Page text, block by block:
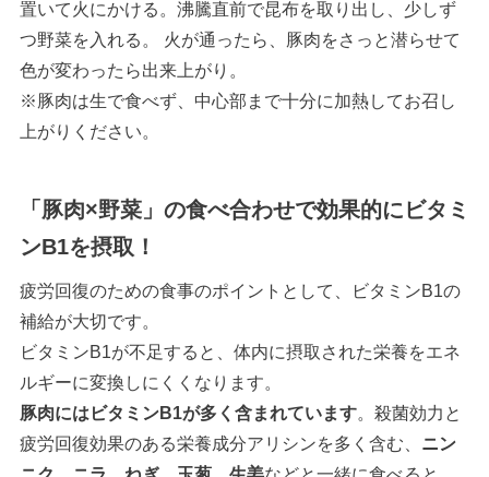
置いて火にかける。沸騰直前で昆布を取り出し、少しず
つ野菜を入れる。 火が通ったら、豚肉をさっと潜らせて
色が変わったら出来上がり。
※豚肉は生で食べず、中心部まで十分に加熱してお召し
上がりください。
「豚肉×野菜」の食べ合わせで効果的にビタミ
ンB1を摂取！
疲労回復のための食事のポイントとして、ビタミンB1の
補給が大切です。
ビタミンB1が不足すると、体内に摂取された栄養をエネ
ルギーに変換しにくくなります。
豚肉にはビタミンB1が多く含まれています。殺菌効力と
疲労回復効果のある栄養成分アリシンを多く含む、 ニン